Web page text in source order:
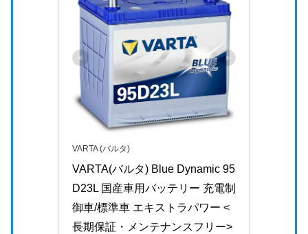
VARTA (バルタ)
VARTA(バルタ) Blue Dynamic 95
D23L 国産車用バッテリー 充電制
御車/標準車 エキストラパワー <
長期保証・メンテナンスフリー>